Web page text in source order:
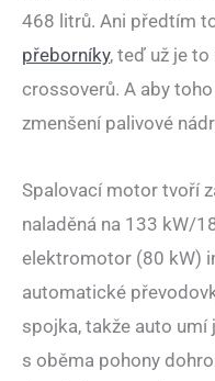
468 litrů. Ani předtím
přeborníky, teď už je
crossoverů. A aby
zmenšení palivové
Spalovací motor tvoří
naladěná na 133 kW/
elektromotor (80 kW)
automatické
spojka, takže auto umí
s oběma pohony